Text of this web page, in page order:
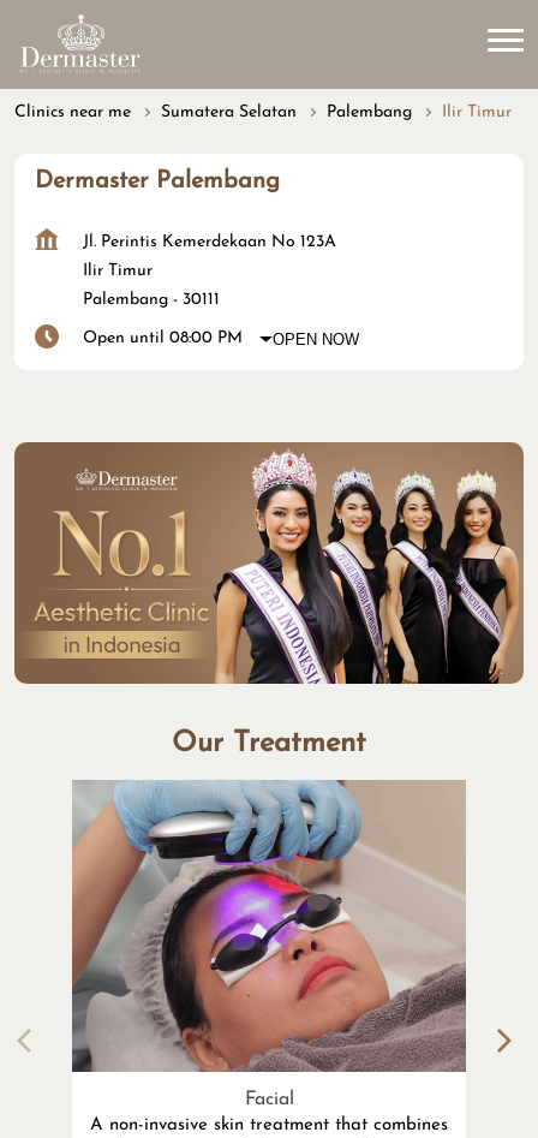
Clinics near me Sumatera Selatan Palembang Ilir Timur
Dermaster Palembang
Jl. Perintis Kemerdekaan No 123A
Ilir Timur
Palembang - 30111
Open until 08:00 PM OPEN NOW
Our Treatment
Facial
A non-invasive skin treatment that combines